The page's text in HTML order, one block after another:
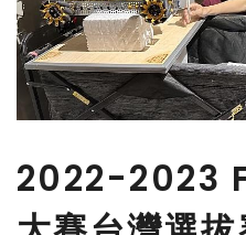
2022-2023